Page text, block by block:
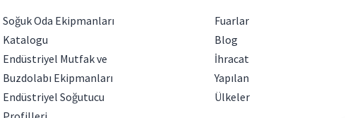
Soğuk Oda Ekipmanları
Katalogu
Endüstriyel Mutfak ve
Buzdolabı Ekipmanları
Endüstriyel Soğutucu
Fuarlar
Blog
İhracat
Yapılan
Ülkeler